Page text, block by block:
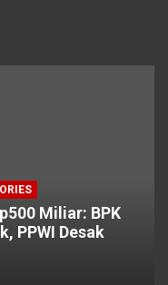
Miliar: BPK
PPWI Desak